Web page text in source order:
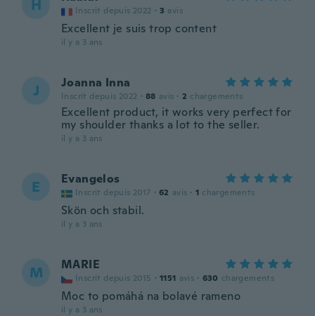
H Inscrit depuis 2022 · 3 avis
Excellent je suis trop content
il y a 3 ans
J Joanna Inna
Inscrit depuis 2022 · 88 avis · 2 chargements
Excellent product, it works very perfect for
my shoulder thanks a lot to the seller.
il y a 3 ans
E Evangelos
Inscrit depuis 2017 · 62 avis · 1 chargements
Skön och stabil.
il y a 3 ans
M MARIE
Inscrit depuis 2015 · 1151 avis · 630 chargements
Moc to pomáhá na bolavé rameno
il y a 3 ans